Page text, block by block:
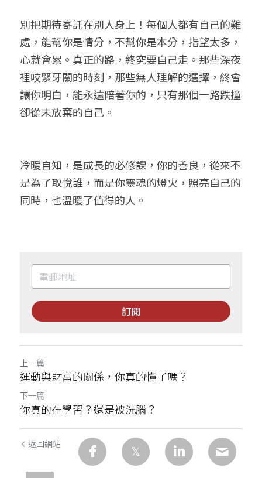
別把期待寄託在別人身上！每個人都有自己的難
處，能幫你是情分，不幫你是本分，指望太多，
心就會累。真正的路，終究要自己走。那些深夜
裡咬緊牙關的時刻，那些無人理解的選擇，終會
讓你明白，能永遠陪著你的，只有那個一路跌撞
卻從未放棄的自己。
冷暖自知，是成長的必修課，你的善良，從來不
是為了取悅誰，而是你靈魂的燈火，照亮自己的
同時，也溫暖了值得的人。
訂閱
上一篇
運動與財富的關係，你真的懂了嗎？
下一篇
你真的在學習？還是被洗腦？
返回網站